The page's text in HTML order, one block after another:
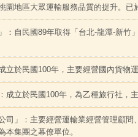
園地區大眾運輸服務品質的提升。已
：自民國89年取得「台北-龍潭-新
立於民國100年，主要經營國內貨物運
成立於民國100年，為乙種旅行社，
司」：主要經營運輸業經營管理顧
本集團之幕僚單位。